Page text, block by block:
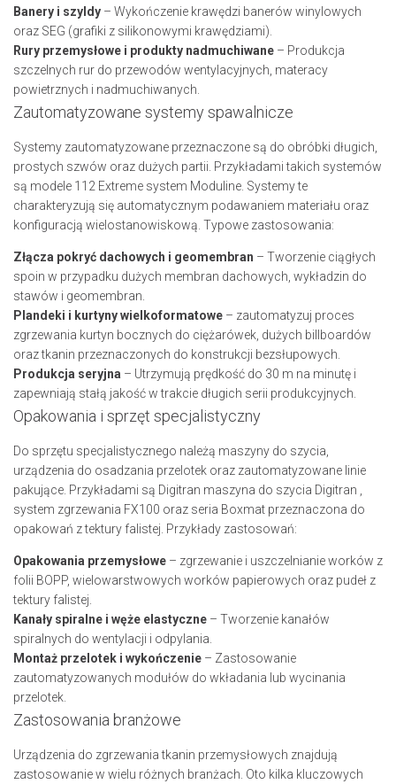
Banery i szyldy – Wykończenie krawędzi banerów winylowych
oraz SEG (grafiki z silikonowymi krawędziami).
Rury przemysłowe i produkty nadmuchiwane – Produkcja
szczelnych rur do przewodów wentylacyjnych, materacy
powietrznych i nadmuchiwanych.
Zautomatyzowane systemy spawalnicze
Systemy zautomatyzowane przeznaczone są do obróbki długich,
prostych szwów oraz dużych partii. Przykładami takich systemów
są modele 112 Extreme system Moduline. Systemy te
charakteryzują się automatycznym podawaniem materiału oraz
konfiguracją wielostanowiskową. Typowe zastosowania:
Złącza pokryć dachowych i geomembran – Tworzenie ciągłych
spoin w przypadku dużych membran dachowych, wykładzin do
stawów i geomembran.
Plandeki i kurtyny wielkoformatowe – zautomatyzuj proces
zgrzewania kurtyn bocznych do ciężarówek, dużych billboardów
oraz tkanin przeznaczonych do konstrukcji bezsłupowych.
Produkcja seryjna – Utrzymują prędkość do 30 m na minutę i
zapewniają stałą jakość w trakcie długich serii produkcyjnych.
Opakowania i sprzęt specjalistyczny
Do sprzętu specjalistycznego należą maszyny do szycia,
urządzenia do osadzania przelotek oraz zautomatyzowane linie
pakujące. Przykładami są Digitran maszyna do szycia Digitran ,
system zgrzewania FX100 oraz seria Boxmat przeznaczona do
opakowań z tektury falistej. Przykłady zastosowań:
Opakowania przemysłowe – zgrzewanie i uszczelnianie worków z
folii BOPP, wielowarstwowych worków papierowych oraz pudeł z
tektury falistej.
Kanały spiralne i węże elastyczne – Tworzenie kanałów
spiralnych do wentylacji i odpylania.
Montaż przelotek i wykończenie – Zastosowanie
zautomatyzowanych modułów do wkładania lub wycinania
przelotek.
Zastosowania branżowe
Urządzenia do zgrzewania tkanin przemysłowych znajdują
zastosowanie w wielu różnych branżach. Oto kilka kluczowych